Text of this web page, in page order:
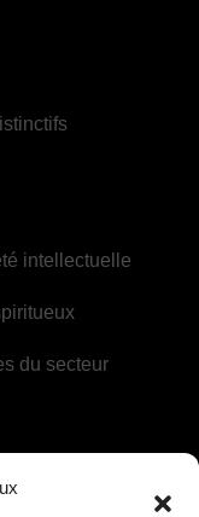
intellectuelle
du secteur
coopératives